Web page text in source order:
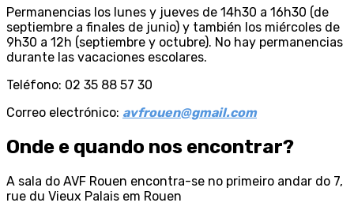
Permanencias los lunes y jueves de 14h30 a 16h30 (de
septiembre a finales de junio) y también los miércoles de
9h30 a 12h (septiembre y octubre). No hay permanencias
durante las vacaciones escolares.
Teléfono: 02 35 88 57 30
Correo electrónico: avfrouen@gmail.com
Onde e quando nos encontrar?
A sala do AVF Rouen encontra-se no primeiro andar do 7,
rue du Vieux Palais em Rouen